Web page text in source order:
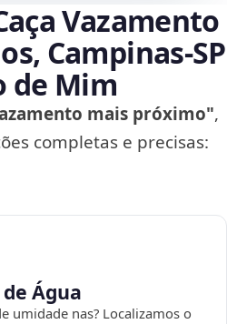
Vazamento
Campinas‑SP
de Mim
mais próximo",
completas e precisas:
Água
umidade nas? Localizamos o